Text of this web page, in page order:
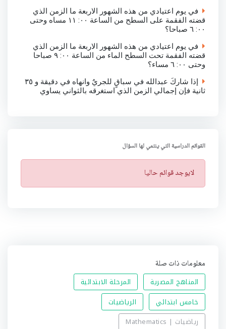
في يوم اعتيادي من هذه الشهور الاربعة ما الزمن الذي
قضته الفقمة على السطح من الساعة ٠٠: ١١ مساه وحتى
٠٠: ٦ صباحا؟
في يوم اعتيادي من هذه الشهور الاربعة ما الزمن الذي
قضته الفقمة تحت السطح الماء من الساعة ٠٠: ٩ صباحا
وحتى ٠٠: ٦ مساء؟
إذا شاركَ عبدالله في سباقٍ للجريٌ وانهاه في دقيقة و ٣٥
ثانية فإن إجمالي الزمن الذي استغرقه بالثواني يساوي
القوائم الدراسية التي ينتمي لها السؤال
ت
ن
لايوجد قوائم حاليا
معلومات ذات صلة
المناهج المصرية
المرحلة الابتدائية
خامس ابتدائي
الرياضيات
رياضيات | Mathematics